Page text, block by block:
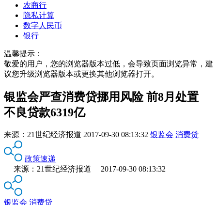
农商行
隐私计算
数字人民币
银行
温馨提示：
敬爱的用户，您的浏览器版本过低，会导致页面浏览异常，建
议您升级浏览器版本或更换其他浏览器打开。
银监会严查消费贷挪用风险 前8月处置
不良贷款6319亿
来源： 21世纪经济报道 2017-09-30 08:13:32 银监会 消费贷
政策速递
来源：21世纪经济报道 2017-09-30 08:13:32
银监会 消费贷